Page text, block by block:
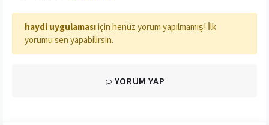
haydi uygulamasıiçin henüz yorum yapılmamış! İlk
yorumu sen yapabilirsin.
YORUM YAP